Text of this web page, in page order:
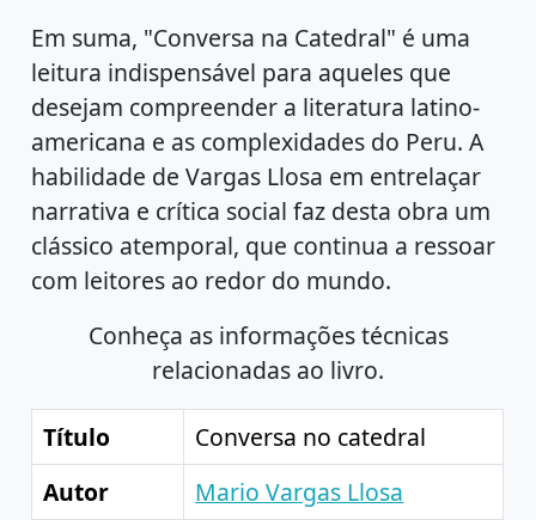
Em suma, "Conversa na Catedral" é uma
leitura indispensável para aqueles que
desejam compreender a literatura latino-
americana e as complexidades do Peru. A
habilidade de Vargas Llosa em entrelaçar
narrativa e crítica social faz desta obra um
clássico atemporal, que continua a ressoar
com leitores ao redor do mundo.
Conheça as informações técnicas
relacionadas ao livro.
Título
Conversa no catedral
Autor
Mario Vargas Llosa